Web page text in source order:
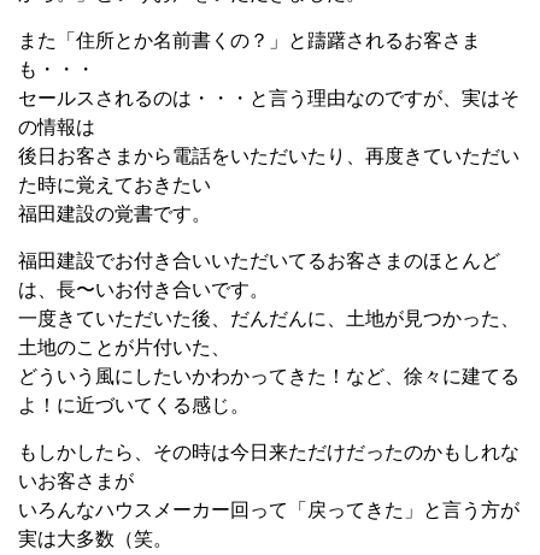
また「住所とか名前書くの？」と躊躇されるお客さま
も・・・
セールスされるのは・・・と言う理由なのですが、実はそ
の情報は
後日お客さまから電話をいただいたり、再度きていただい
た時に覚えておきたい
福田建設の覚書です。
福田建設でお付き合いいただいてるお客さまのほとんど
は、長〜いお付き合いです。
一度きていただいた後、だんだんに、土地が見つかった、
土地のことが片付いた、
どういう風にしたいかわかってきた！など、徐々に建てる
よ！に近づいてくる感じ。
もしかしたら、その時は今日来ただけだったのかもしれな
いお客さまが
いろんなハウスメーカー回って「戻ってきた」と言う方が
実は大多数（笑。